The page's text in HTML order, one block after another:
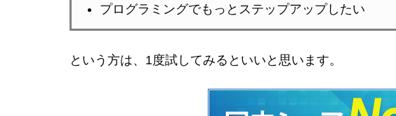
プログラミングでもっとステップアップしたい
という方は、1度試してみるといいと思います。